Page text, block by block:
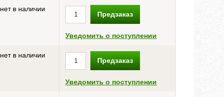
нет в наличии
Предзаказ
Уведомить о поступлении
нет в наличии
Предзаказ
Уведомить о поступлении